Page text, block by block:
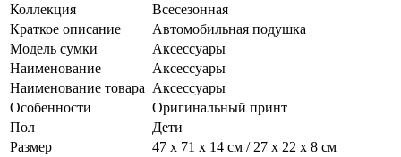
Коллекция
Всесезонная
Краткое описание
Автомобильная подушка
Модель сумки
Аксессуары
Наименование
Аксессуары
Наименование товара Аксессуары
Особенности
Оригинальный принт
Пол
Дети
Размер
47 х 71 х 14 см / 27 х 22 х 8 см